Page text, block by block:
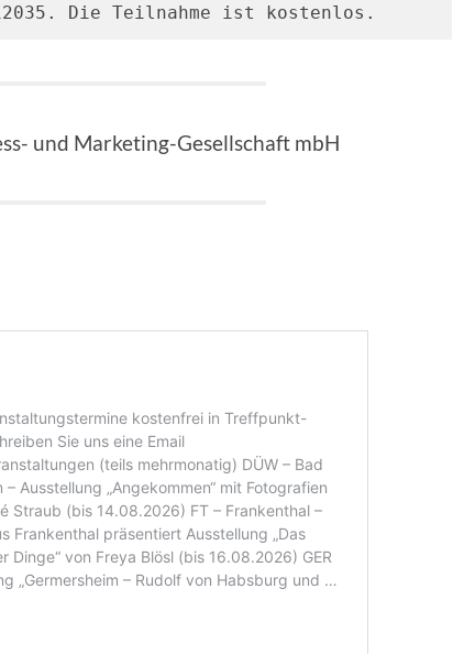
Die Teilnahme ist kostenlos.
und Marketing-Gesellschaft mbH